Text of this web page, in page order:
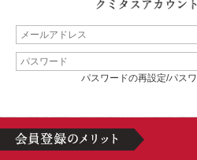
パスワードの再設定/パス